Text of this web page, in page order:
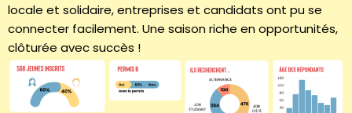
locale et solidaire, entreprises et candidats ont pu se
connecter facilement. Une saison riche en opportunités,
clôturée avec succès !